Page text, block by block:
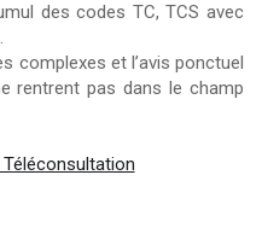
des codes TC, TCS avec
complexes et l’avis ponctuel
rentrent pas dans le champ